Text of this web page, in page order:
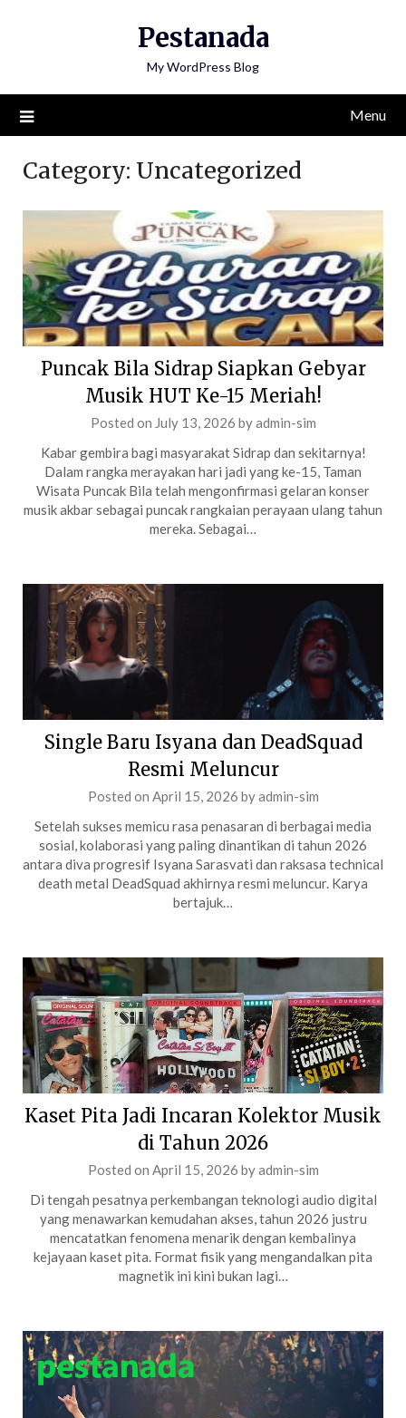
Pestanada
My WordPress Blog
Menu
Category: Uncategorized
Puncak Bila Sidrap Siapkan Gebyar
Musik HUT Ke-15 Meriah!
Posted on July 13, 2026 byadmin-sim
Kabar gembira bagi masyarakat Sidrap dan sekitarnya!
Dalam rangka merayakan hari jadi yang ke-15, Taman
Wisata Puncak Bila telah mengonfirmasi gelaran konser
musik akbar sebagai puncak rangkaian perayaan ulang tahun
mereka. Sebagai…
Single Baru Isyana dan DeadSquad
Resmi Meluncur
Posted on April 15, 2026 byadmin-sim
Setelah sukses memicu rasa penasaran di berbagai media
sosial, kolaborasi yang paling dinantikan di tahun 2026
antara diva progresif Isyana Sarasvati dan raksasa technical
death metal DeadSquad akhirnya resmi meluncur. Karya
bertajuk…
Kaset Pita Jadi Incaran Kolektor Musik
di Tahun 2026
Posted on April 15, 2026 byadmin-sim
Di tengah pesatnya perkembangan teknologi audio digital
yang menawarkan kemudahan akses, tahun 2026 justru
mencatatkan fenomena menarik dengan kembalinya
kejayaan kaset pita. Format fisik yang mengandalkan pita
magnetik ini kini bukan lagi…